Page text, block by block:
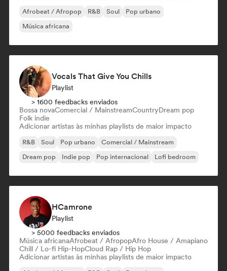
Afrobeat / Afropop R&B Soul
Pop urbano
Música africana
Vocals That Give You Chills
Playlist
> 1600 feedbacks enviados
Bossa novaComercial / MainstreamCountryDream pop
Folk indie
Adicionar artistas às minhas playlists de maior impacto
R&B Soul Pop urbano
Comercial / Mainstream
Dream pop
Indie pop Pop internacional Lofi bedroom
HCamrone
Playlist
> 5000 feedbacks enviados
Música africanaAfrobeat / AfropopAfro House / Amapiano
Chill / Lo-fi Hip-HopCloud Rap / Hip Hop
Adicionar artistas às minhas playlists de maior impacto